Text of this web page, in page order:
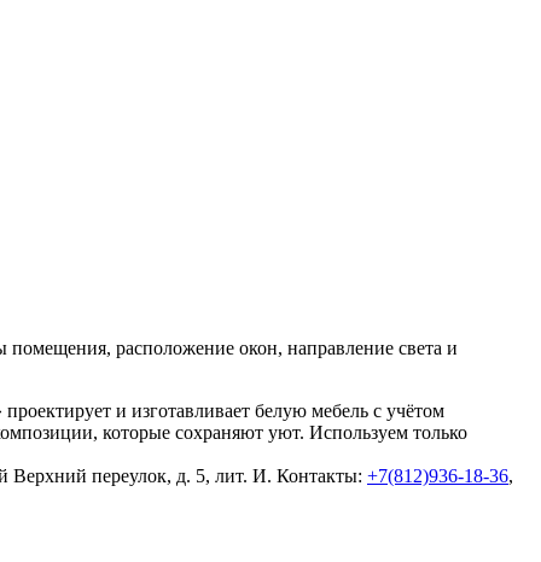
помещения, расположение окон, направление света и
и изготавливает белую мебель с учётом
которые сохраняют уют. Используем только
Верхний переулок, д. 5, лит. И. Контакты: +7(812)936-18-36,